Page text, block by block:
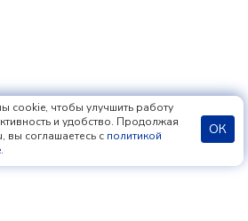
cookie, чтобы улучшить работу
и удобство. Продолжая
вы соглашаетесь с политикой
.
ОК